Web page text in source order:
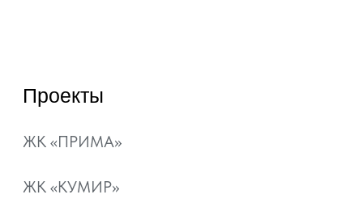
Военная ипотека
Ипотечный калькулятор